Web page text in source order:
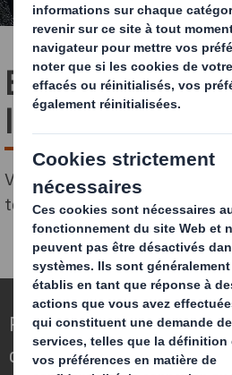
Exploiter le
l'emballage
Veuillez remplir le formulaire ci-
télécharger le rapport :
Repenser l’emballage
change